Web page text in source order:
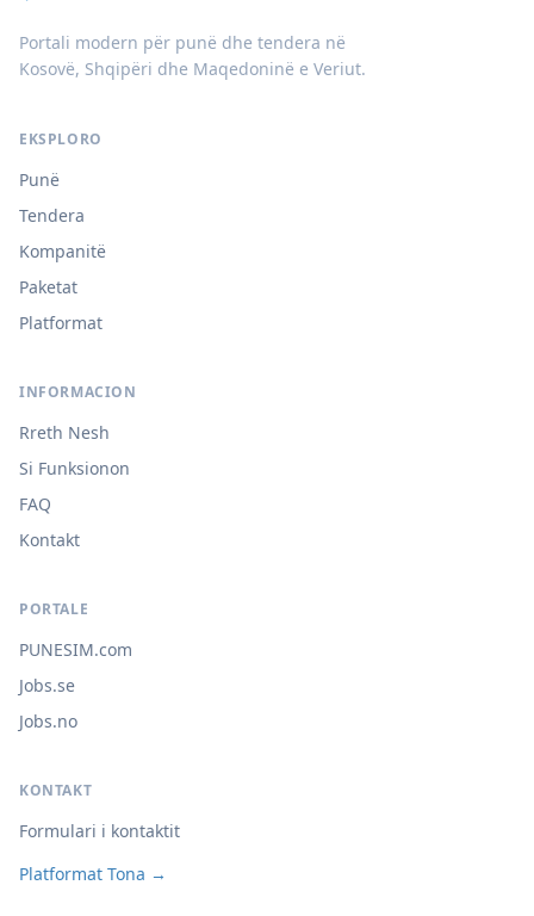
Portali modern për punë dhe tendera në
Kosovë, Shqipëri dhe Maqedoninë e Veriut.
EKSPLORO
Punë
Tendera
Kompanitë
Paketat
Platformat
INFORMACION
Rreth Nesh
Si Funksionon
FAQ
Kontakt
PORTALE
PUNESIM.com
Jobs.se
Jobs.no
KONTAKT
Formulari i kontaktit
Platformat Tona →